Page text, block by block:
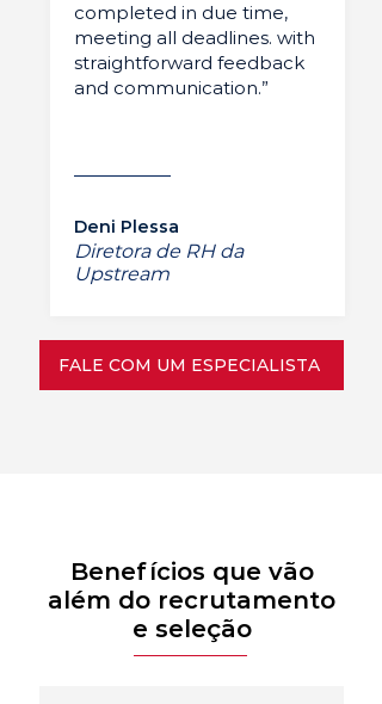
completed in due time,
meeting all deadlines. with
straightforward feedback
and communication.”
Deni Plessa
Diretora de RH da
Upstream
FALE COM UM ESPECIALISTA
Benefícios que vão
além do recrutamento
e seleção